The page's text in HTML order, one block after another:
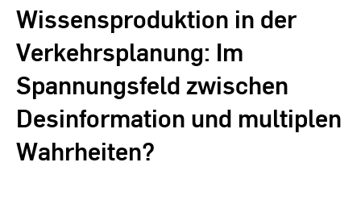
Wissensproduktion in der
Verkehrsplanung: Im
Spannungsfeld zwischen
Desinformation und multiplen
Wahrheiten?
Sie befinden sich